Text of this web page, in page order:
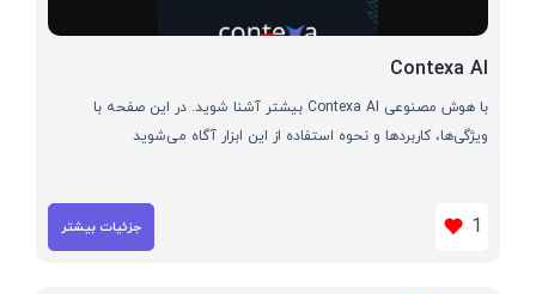
Contexa AI
با هوش مصنوعی Contexa AI بیشتر آشنا شوید. در این صفحه با
ویژگی‌ها، کاربردها و نحوه استفاده از این ابزار آگاه می‌شوید
1 جزئیات بیشتر